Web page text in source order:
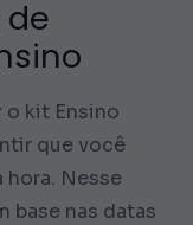
de
o kit Ensino
que você
hora. Nesse
base nas datas